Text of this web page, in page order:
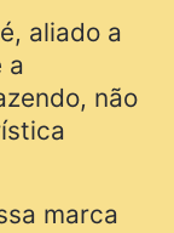
aliado a
a
não
marca